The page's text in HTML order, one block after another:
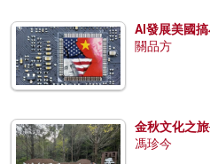
AI發展美國
關品方
金秋文化之
馮珍今